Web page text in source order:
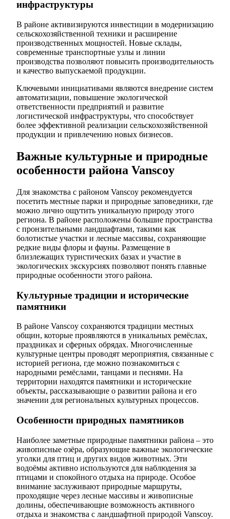
инфраструктуры
В районе активизируются инвестиции в модернизацию
сельскохозяйственной техники и расширение
производственных мощностей. Новые склады,
современные транспортные узлы и линии
производства позволяют повысить производительность
и качество выпускаемой продукции.
Ключевыми инициативами являются внедрение систем
автоматизации, повышение экологической
ответственности предприятий и развитие
логистической инфраструктуры, что способствует
более эффективной реализации сельскохозяйственной
продукции и привлечению новых бизнесов.
Важные культурные и природные
особенности района Vanscoy
Для знакомства с районом Vanscoy рекомендуется
посетить местные парки и природные заповедники, где
можно лично ощутить уникальную природу этого
региона. В районе расположены большие пространства
с пронзительными ландшафтами, такими как
болотистые участки и лесные массивы, сохраняющие
редкие виды флоры и фауны. Размещение в
близлежащих туристических базах и участие в
экологических экскурсиях позволяют понять главные
природные особенности этого района.
Культурные традиции и исторические
памятники
В районе Vanscoy сохраняются традиции местных
общин, которые проявляются в уникальных ремёслах,
праздниках и сферных обрядах. Многочисленные
культурные центры проводят мероприятия, связанные с
историей региона, где можно познакомиться с
народными ремёслами, танцами и песнями. На
территории находятся памятники и исторические
объекты, рассказывающие о развитии района и его
значении для региональных культурных процессов.
Особенности природных памятников
Наиболее заметные природные памятники района – это
живописные озёра, образующие важные экологические
уголки для птиц и других видов животных. Эти
водоёмы активно используются для наблюдения за
птицами и спокойного отдыха на природе. Особое
внимание заслуживают природные маршруты,
проходящие через лесные массивы и живописные
долины, обеспечивающие возможность активного
отдыха и знакомства с ландшафтной природой Vanscoy.